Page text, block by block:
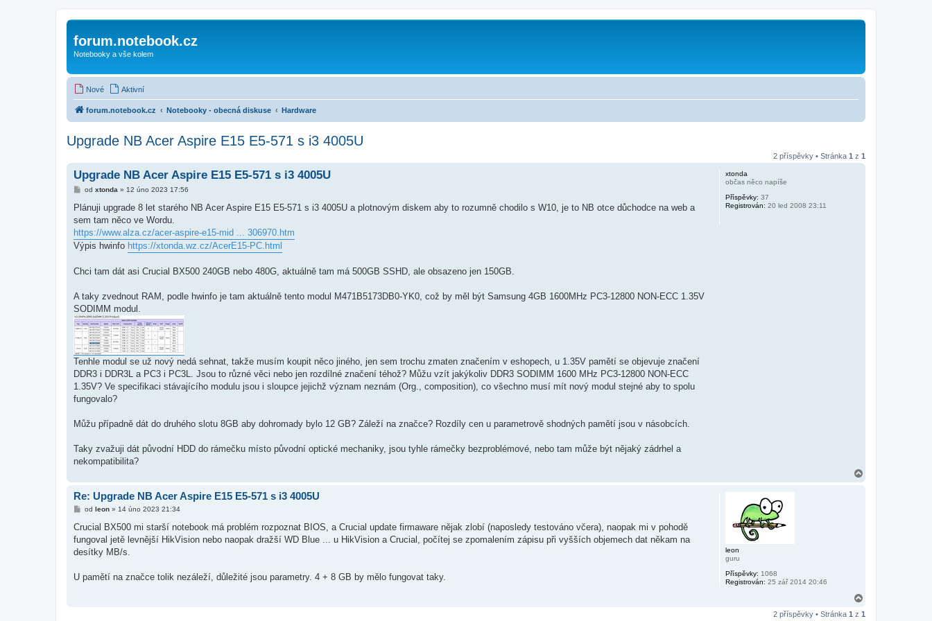
forum.notebook.cz
Notebooky a vše kolem
Nové Aktivní
forum.notebook.cz Notebooky - obecná diskuse Hardware
Upgrade NB Acer Aspire E15 E5-571 s i3 4005U
2 příspěvky • Stránka 1 z 1
xtonda
občas něco napíše
Příspěvky: 37
Registrován: 20 led 2008 23:11
Upgrade NB Acer Aspire E15 E5-571 s i3 4005U
P
í
p
ě
v
e
od xtonda » 12 úno 2023 17:56
Plánuji upgrade 8 let starého NB Acer Aspire E15 E5-571 s i3 4005U a plotnovým diskem aby to rozumně chodilo s W10, je to NB otce důchodce na web a
sem tam něco ve Wordu.
https://www.alza.cz/acer-aspire-e15-mid ... 306970.htm
Výpis hwinfo https://xtonda.wz.cz/AcerE15-PC.html
Chci tam dát asi Crucial BX500 240GB nebo 480G, aktuálně tam má 500GB SSHD, ale obsazeno jen 150GB.
A taky zvednout RAM, podle hwinfo je tam aktuálně tento modul M471B5173DB0-YK0, což by měl být Samsung 4GB 1600MHz PC3-12800 NON-ECC 1.35V
SODIMM modul.
Tenhle modul se už nový nedá sehnat, takže musím koupit něco jiného, jen sem trochu zmaten značením v eshopech, u 1.35V pamětí se objevuje značení
DDR3 i DDR3L a PC3 i PC3L. Jsou to různé věci nebo jen rozdílné značení téhož? Můžu vzít jakýkoliv DDR3 SODIMM 1600 MHz PC3-12800 NON-ECC
1.35V? Ve specifikaci stávajícího modulu jsou i sloupce jejichž význam neznám (Org., composition), co všechno musí mít nový modul stejné aby to spolu
fungovalo?
Můžu případně dát do druhého slotu 8GB aby dohromady bylo 12 GB? Záleží na značce? Rozdíly cen u parametrově shodných pamětí jsou v násobcích.
Taky zvažuji dát původní HDD do rámečku místo původní optické mechaniky, jsou tyhle rámečky bezproblémové, nebo tam může být nějaký zádrhel a
nekompatibilita?
leon
guru
Příspěvky: 1068
Registrován: 25 zář 2014 20:46
Re: Upgrade NB Acer Aspire E15 E5-571 s i3 4005U
P
í
p
ě
k
od leon» 14 úno 2023 21:34
Crucial BX500 mi starší notebook má problém rozpoznat BIOS, a Crucial update firmaware nějak zlobí (naposledy testováno včera), naopak mi v pohodě
fungoval jetě levnější HikVision nebo naopak dražší WD Blue ... u HikVision a Crucial, počítej se zpomalením zápisu při vyšších objemech dat někam na
desítky MB/s.
U pamětí na značce tolik nezáleží, důležité jsou parametry. 4 + 8 GB by mělo fungovat taky.
h
2 příspěvky • Stránka 1 z 1